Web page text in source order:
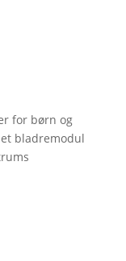
for børn og
bladremodul